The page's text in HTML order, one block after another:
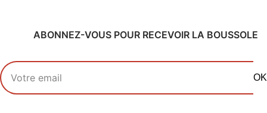
ABONNEZ-VOUS POUR RECEVOIR LA BOUSSOLE
Votre adresse email
OK